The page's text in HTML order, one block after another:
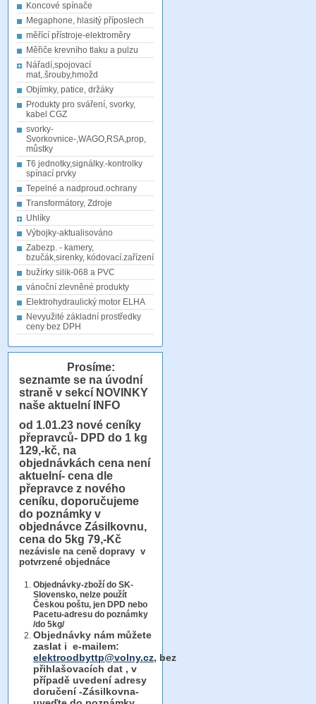
Koncové spínače
Megaphone, hlasitý příposlech
měřící přístroje-elektroměry
Měřiče krevního tlaku a pulzu
Nářadí,spojovací
mat,.šrouby,hmožd
Objímky, patice, držáky
Produkty pro sváření, svorky,
kabel CGZ
svorky-
Svorkovnice-,WAGO,RSA,prop,
můstky
T6 jednotky,signálky.-kontrolky
spínací prvky
Tepelné a nadproud.ochrany
Transformátory, Zdroje
Uhlíky
Výbojky-aktualisováno
Zabezp. - kamery,
bzučák,sirenky, kódovací.zařízení
bužírky silik-068 a PVC
vánoční zlevněné produkty
Elektrohydraulický motor ELHA
Nevyužité základní prostředky
ceny bez DPH
Prosíme:
seznamte se na úvodní
straně v sekcí NOVINKY
naše aktuelní INFO
od 1.01.23 nové ceníky
přepravců- DPD do 1 kg
129,-kč, na
objednávkách cena není
aktuelní- cena dle
přepravce z nového
ceníku, doporučujeme
do poznámky v
objednávce Zásilkovnu,
cena do 5kg 79,-Kč
nezávisle na ceně dopravy v
potvrzené objednáce
Objednávky-zboží do SK-
Slovensko, nelze použít
Českou poštu, jen DPD nebo
Pacetu-adresu do poznámky
/do 5kg/
Objednávky nám můžete
zaslat i e-mailem:
elektroodbyttp@volny.cz, bez
přihlašovacích dat , v
případě uvedení adresy
doručení -Zásilkovna-